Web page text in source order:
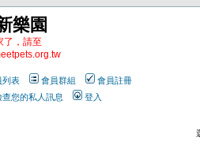
樂園
了，請至
列表 會員群組
會員註冊
查您的私人訊息 登入